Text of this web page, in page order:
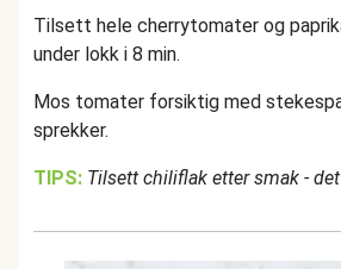
Tilsett hele cherrytomater og
under lokk i 8 min.
Mos tomater forsiktig med
sprekker.
TIPS: Tilsett chiliflak etter smak -